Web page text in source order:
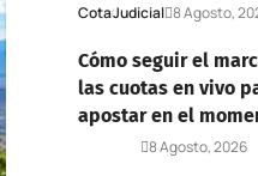
CotaJudicial 8 Agosto,
Cómo seguir el
las cuotas en vivo
apostar en el
8 Agosto, 2026